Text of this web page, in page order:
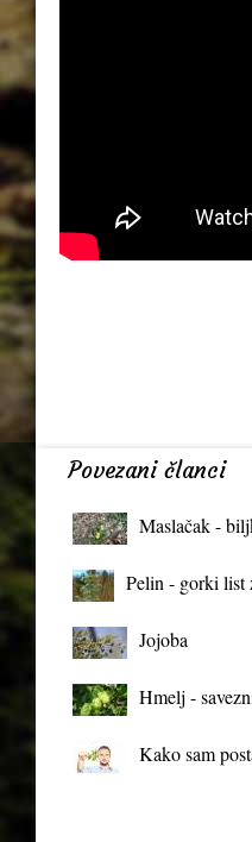
Povezani članci
Maslačak -
Pelin - gorki list
Jojoba
Hmelj -
Kako sam